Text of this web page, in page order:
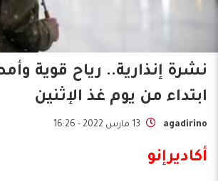
نشرة إنذارية.. رياح قوية
ابتداء من يوم غذ الإثنين
agadirino 13 مارس 2022 - 16:26
أكاديرإنو